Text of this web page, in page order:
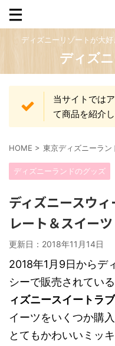
ディズニーリゾートが大
ディズ
当サイトでは
て商品を紹介し
HOME > 東京ディズニーラン
ディズニーランドのグッズ
ディズニースウ
レート＆スイーツ
更新日： 2018年11月14日
2018年1月9日からデ
シーで販売されてい
ィズニースイートラ
イーツをいくつか購
とてもかわいいミッ